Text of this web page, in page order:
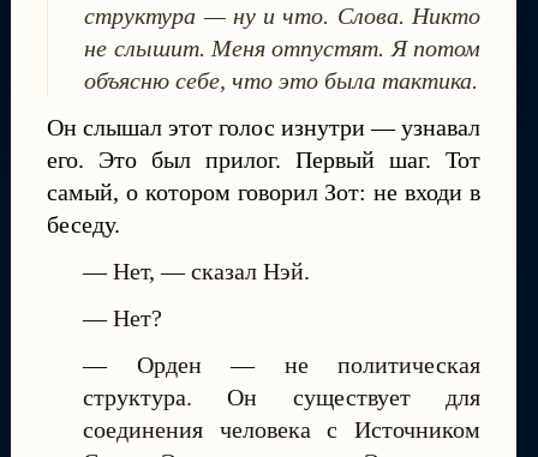
структура — ну и что. Слова. Никто
не слышит. Меня отпустят. Я потом
объясню себе, что это была тактика.
Он слышал этот голос изнутри — узнавал
его. Это был прилог. Первый шаг. Тот
самый, о котором говорил Зот: не входи в
беседу.
— Нет, — сказал Нэй.
— Нет?
— Орден — не политическая
структура. Он существует для
соединения человека с Источником